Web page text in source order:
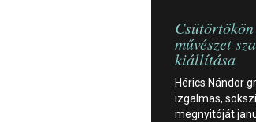
művészet
kiállítása
Hérics Nándor
izgalmas,
megnyitóját